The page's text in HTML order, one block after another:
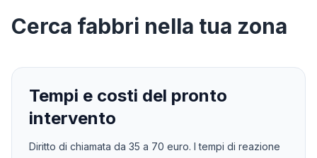
Cerca fabbri nella tua zona
Tempi e costi del pronto
intervento
Diritto di chiamata da 35 a 70 euro. I tempi di reazione